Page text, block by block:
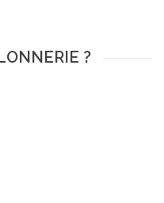
?